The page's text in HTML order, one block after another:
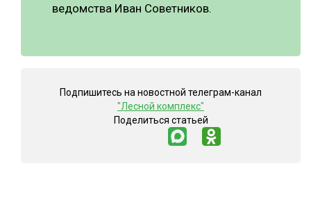
ведомства Иван Советников.
Подпишитесь на новостной телеграм-канал
"Лесной комплекс"
Поделиться статьей